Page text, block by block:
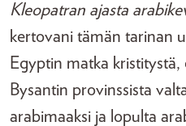
Kleopatran ajasta
kertovani tämän tarinan
Egyptin matka kristitystä,
Bysantin provinssista
arabimaaksi ja lopulta